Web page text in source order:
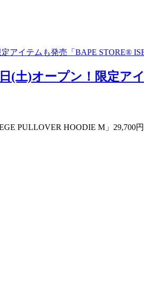
イテムも発売「BAPE STORE®︎
土)オープン！限定ア
PULLOVER HOODIE M」29,700円